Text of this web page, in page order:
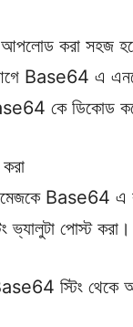
আপলোড করা
Base64 এ এনকোড
কে ডিকোড
Base64 এ
ভ্যালুটা পোস্ট
স্টিং থেকে